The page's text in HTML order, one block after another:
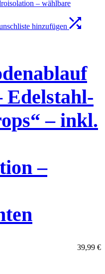
hinzufügen
Edelstahl-
– inkl.
–
39,99 €